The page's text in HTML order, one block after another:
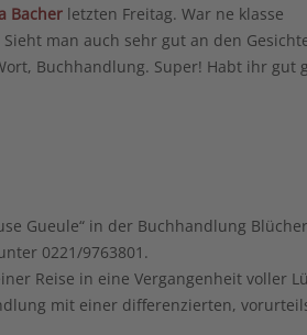
Bacher letzten Freitag. War ne klasse
man auch sehr gut an den
Buchhandlung. Super! Habt ihr gut
Gueule“ in der Buchhandlung
0221/9763801.
Reise in eine Vergangenheit voller
mit einer differenzierten,